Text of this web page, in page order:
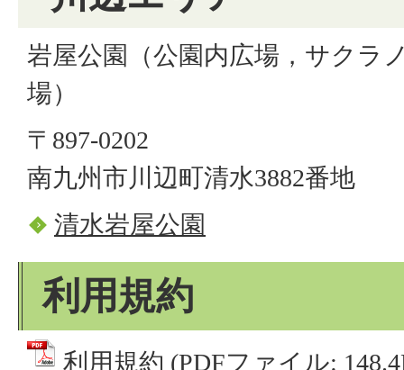
岩屋公園（公園内広場，サクラ
場）
〒897-0202
南九州市川辺町清水3882番地
清水岩屋公園
利用規約
利用規約 (PDFファイル: